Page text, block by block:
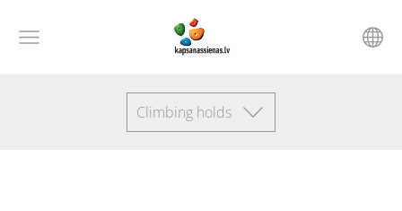
Climbing holds